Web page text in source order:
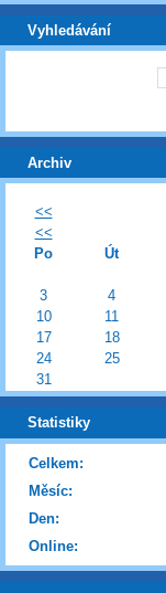
Vyhledávání
Archiv
<<
<<
Po
Út
3
4
10
11
17
18
24
25
31
Statistiky
Online:
Celkem:
Měsíc:
Den: